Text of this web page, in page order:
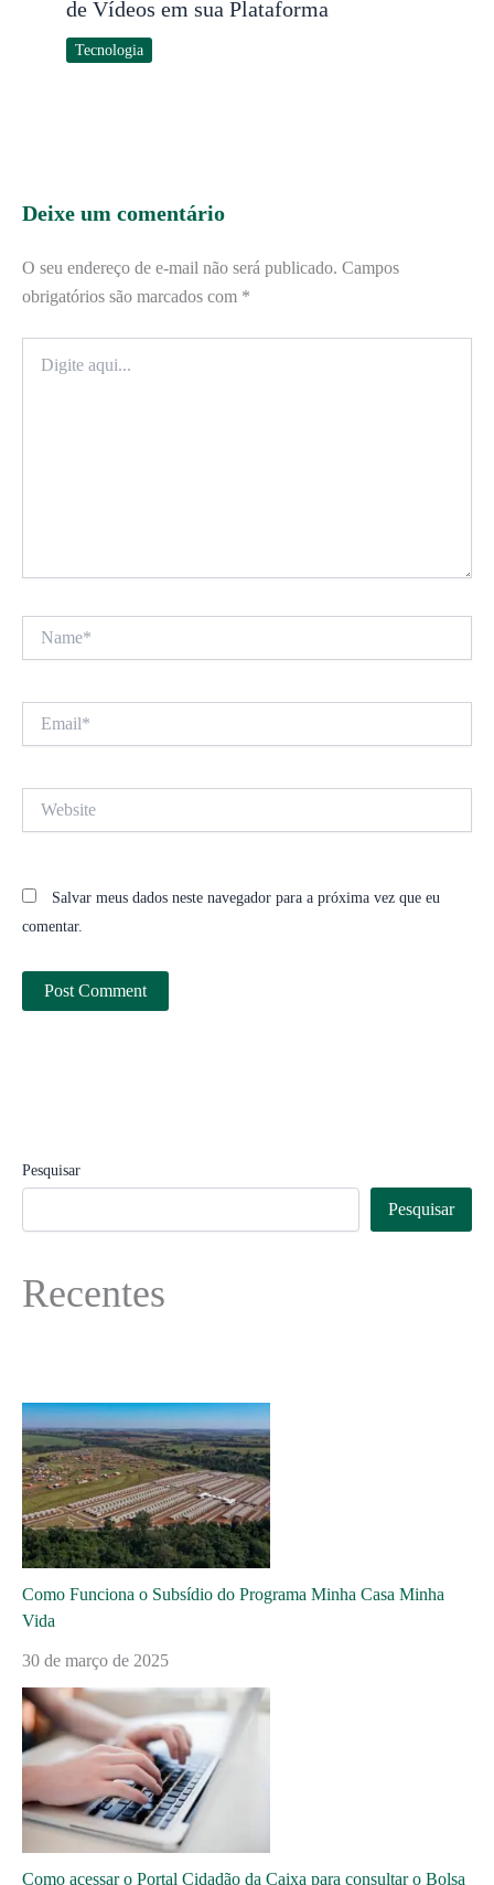
de Vídeos em sua Plataforma
Tecnologia
Deixe um comentário
O seu endereço de e-mail não será publicado. Campos
obrigatórios são marcados com *
aqui...
Salvar meus dados neste navegador para a próxima vez que eu
comentar.
Pesquisar
Pesquisar
Recentes
Como Funciona o Subsídio do Programa Minha Casa Minha
Vida
30 de março de 2025
Como acessar o Portal Cidadão da Caixa para consultar o Bolsa